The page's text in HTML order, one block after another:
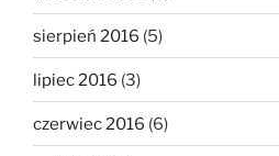
sierpień 2016 (5)
lipiec 2016 (3)
czerwiec 2016 (6)